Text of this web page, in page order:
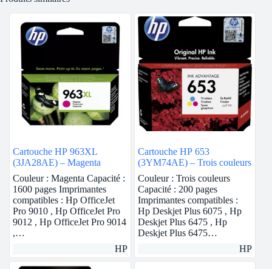
Cartouche HP 963XL
(3JA28AE) – Magenta
Couleur : Magenta Capacité :
1600 pages Imprimantes
compatibles : Hp OfficeJet
Pro 9010 , Hp OfficeJet Pro
9012 , Hp OfficeJet Pro 9014
,…
HP
Cartouche HP 653
(3YM74AE) – Trois couleurs
Couleur : Trois couleurs
Capacité : 200 pages
Imprimantes compatibles :
Hp Deskjet Plus 6075 , Hp
Deskjet Plus 6475 , Hp
Deskjet Plus 6475…
HP